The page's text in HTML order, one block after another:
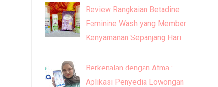
Review Rangkaian Betadine
Feminine Wash yang Memberi
Kenyamanan Sepanjang Hari
Berkenalan dengan Atma :
Aplikasi Penyedia Lowongan